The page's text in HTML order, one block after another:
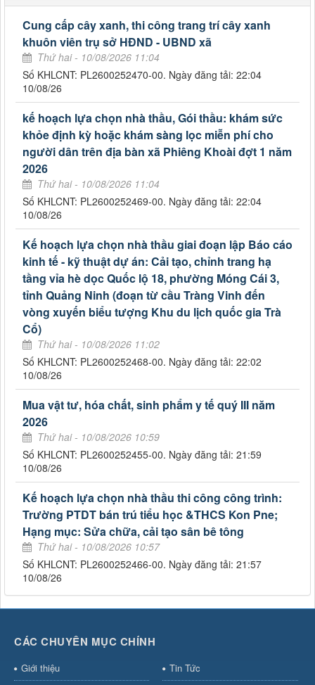
Cung cấp cây xanh, thi công trang trí cây xanh
khuôn viên trụ sở HĐND - UBND xã
Thứ hai - 10/08/2026 11:04
Số KHLCNT: PL2600252470-00. Ngày đăng tải: 22:04
10/08/26
kế hoạch lựa chọn nhà thầu, Gói thầu: khám sức
khỏe định kỳ hoặc khám sàng lọc miễn phí cho
người dân trên địa bàn xã Phiêng Khoài đợt 1 năm
2026
Thứ hai - 10/08/2026 11:04
Số KHLCNT: PL2600252469-00. Ngày đăng tải: 22:04
10/08/26
Kế hoạch lựa chọn nhà thầu giai đoạn lập Báo cáo
kinh tế - kỹ thuật dự án: Cải tạo, chỉnh trang hạ
tầng vỉa hè dọc Quốc lộ 18, phường Móng Cái 3,
tỉnh Quảng Ninh (đoạn từ cầu Tràng Vinh đến
vòng xuyến biểu tượng Khu du lịch quốc gia Trà
Cổ)
Thứ hai - 10/08/2026 11:02
Số KHLCNT: PL2600252468-00. Ngày đăng tải: 22:02
10/08/26
Mua vật tư, hóa chất, sinh phẩm y tế quý III năm
2026
Thứ hai - 10/08/2026 10:59
Số KHLCNT: PL2600252455-00. Ngày đăng tải: 21:59
10/08/26
Kế hoạch lựa chọn nhà thầu thi công công trình:
Trường PTDT bán trú tiểu học &THCS Kon Pne;
Hạng mục: Sửa chữa, cải tạo sân bê tông
Thứ hai - 10/08/2026 10:57
Số KHLCNT: PL2600252466-00. Ngày đăng tải: 21:57
10/08/26
CÁC CHUYÊN MỤC CHÍNH
Giới thiệu
Tin Tức